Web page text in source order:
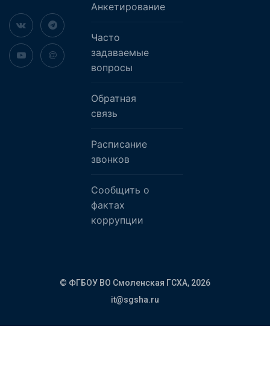
Анкетирование
Часто
задаваемые
вопросы
Обратная
связь
Расписание
звонков
Сообщить о
фактах
коррупции
© ФГБОУ ВО Смоленская ГСХА, 2026
it@sgsha.ru